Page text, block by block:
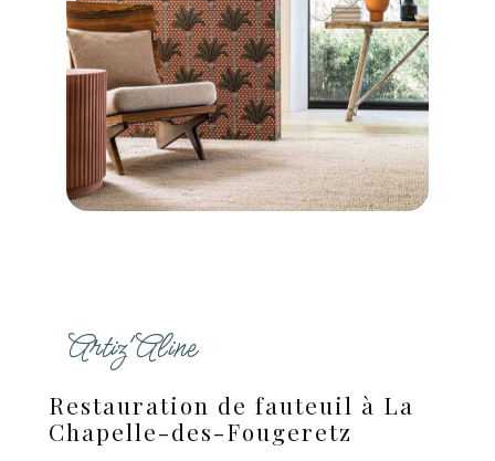
Artiz'Aline
restauration de fauteuil à La
Chapelle-des-Fougeretz